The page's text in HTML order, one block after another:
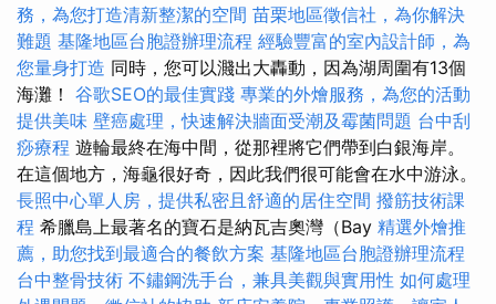
務，為您打造清新整潔的空間 苗栗地區徵信社，為你解決
難題 基隆地區台胞證辦理流程 經驗豐富的室內設計師，為
您量身打造 同時，您可以濺出大轟動，因為湖周圍有13個
海灘！ 谷歌SEO的最佳實踐 專業的外燴服務，為您的活動
提供美味 壁癌處理，快速解決牆面受潮及霉菌問題 台中刮
痧療程 遊輪最終在海中間，從那裡將它們帶到白銀海岸。
在這個地方，海龜很好奇，因此我們很可能會在水中游泳。
長照中心單人房，提供私密且舒適的居住空間 撥筋技術課
程 希臘島上最著名的寶石是納瓦吉奧灣（Bay 精選外燴推
薦，助您找到最適合的餐飲方案 基隆地區台胞證辦理流程
台中整骨技術 不鏽鋼洗手台，兼具美觀與實用性 如何處理